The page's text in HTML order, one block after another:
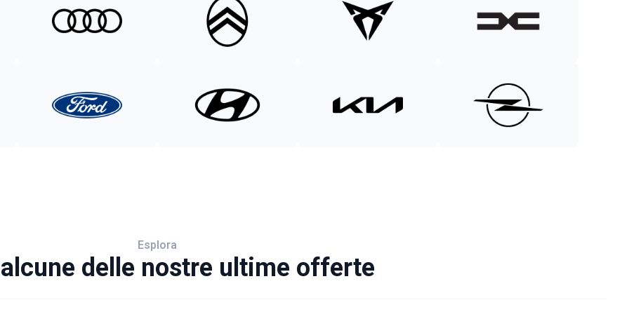
Esplora
delle nostre ultime offerte